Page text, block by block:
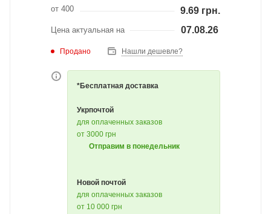
от 400 9.69 грн.
Цена актуальная на 07.08.26
Продано Нашли дешевле?
*Бесплатная доставка
Укрпочтой
для оплаченных заказов
от 3000 грн
Отправим в понедельник
Новой почтой
для оплаченных заказов
от 10 000 грн